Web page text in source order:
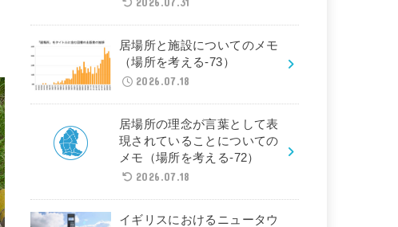
居場所と施設についてのメモ
（場所を考える-73）
2026.07.18
居場所の理念が言葉として表
現されていることについての
メモ（場所を考える-72）
2026.07.18
イギリスにおけるニュータウ